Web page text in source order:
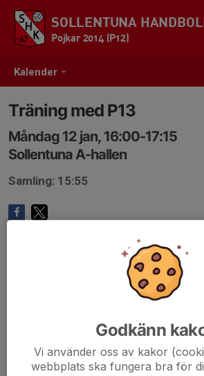
Kalender
SOLLENTUNA
Pojkar 2014 (P12)
Träning med P13
Måndag 12 jan, 16:00-17:15
Sollentuna A-hallen
Samling: 15:55
Godkänn
Vi använder oss av kakor
webbplats ska fungera bra för